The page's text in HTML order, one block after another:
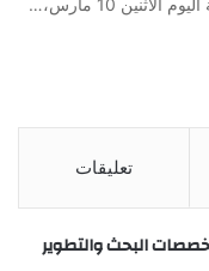
10 مارس،…
تعليقات
البحث والتطوير